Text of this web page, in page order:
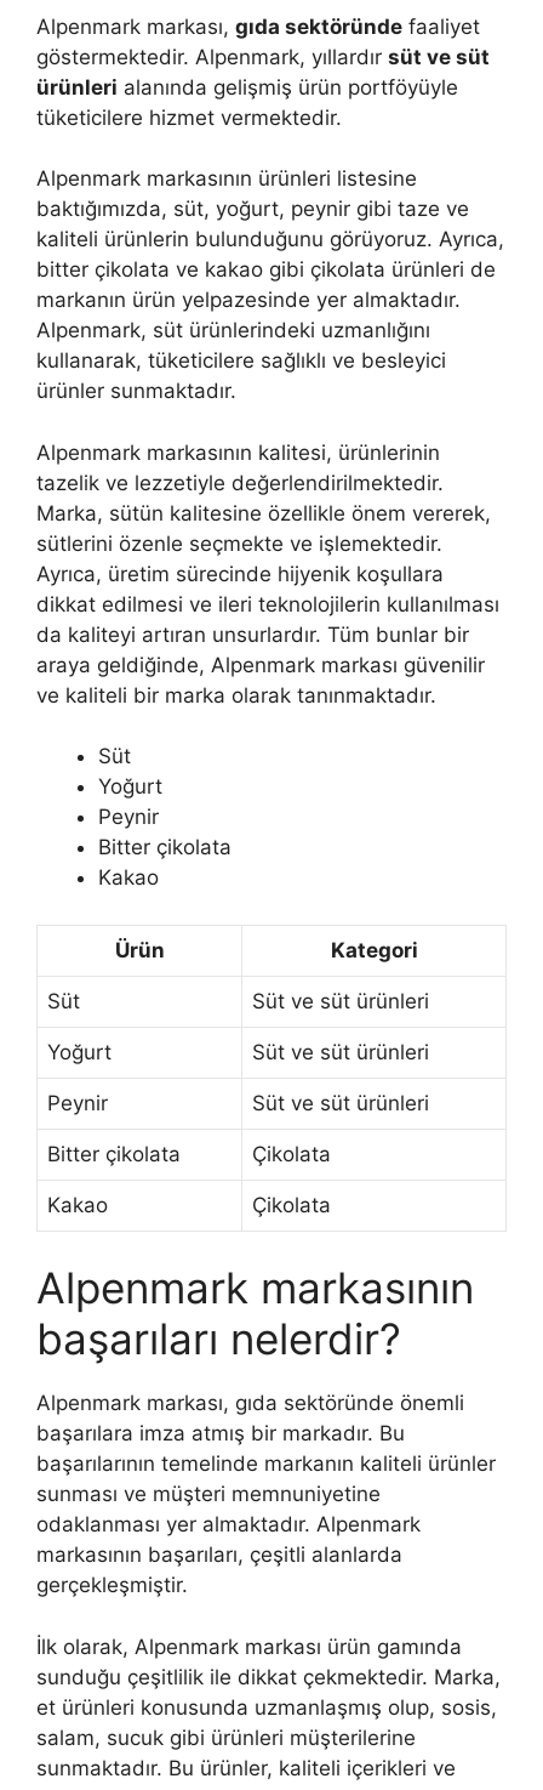
Alpenmark markası, gıda sektöründe faaliyet
göstermektedir. Alpenmark, yıllardır süt ve süt
ürünleri alanında gelişmiş ürün portföyüyle
tüketicilere hizmet vermektedir.
Alpenmark markasının ürünleri listesine
baktığımızda, süt, yoğurt, peynir gibi taze ve
kaliteli ürünlerin bulunduğunu görüyoruz. Ayrıca,
bitter çikolata ve kakao gibi çikolata ürünleri de
markanın ürün yelpazesinde yer almaktadır.
Alpenmark, süt ürünlerindeki uzmanlığını
kullanarak, tüketicilere sağlıklı ve besleyici
ürünler sunmaktadır.
Alpenmark markasının kalitesi, ürünlerinin
tazelik ve lezzetiyle değerlendirilmektedir.
Marka, sütün kalitesine özellikle önem vererek,
sütlerini özenle seçmekte ve işlemektedir.
Ayrıca, üretim sürecinde hijyenik koşullara
dikkat edilmesi ve ileri teknolojilerin kullanılması
da kaliteyi artıran unsurlardır. Tüm bunlar bir
araya geldiğinde, Alpenmark markası güvenilir
ve kaliteli bir marka olarak tanınmaktadır.
Süt
Yoğurt
Peynir
Bitter çikolata
Kakao
Ürün Kategori
Süt Süt ve süt ürünleri
Yoğurt Süt ve süt ürünleri
Peynir Süt ve süt ürünleri
Bitter çikolata Çikolata
Kakao Çikolata
Alpenmark markasının
başarıları nelerdir?
Alpenmark markası, gıda sektöründe önemli
başarılara imza atmış bir markadır. Bu
başarılarının temelinde markanın kaliteli ürünler
sunması ve müşteri memnuniyetine
odaklanması yer almaktadır. Alpenmark
markasının başarıları, çeşitli alanlarda
gerçekleşmiştir.
İlk olarak, Alpenmark markası ürün gamında
sunduğu çeşitlilik ile dikkat çekmektedir. Marka,
et ürünleri konusunda uzmanlaşmış olup, sosis,
salam, sucuk gibi ürünleri müşterilerine
sunmaktadır. Bu ürünler, kaliteli içerikleri ve